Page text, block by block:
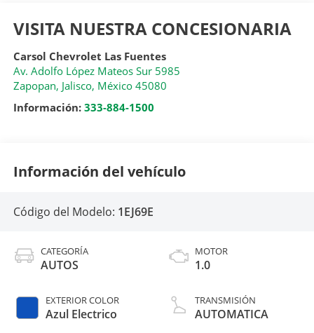
VISITA NUESTRA CONCESIONARIA
Carsol Chevrolet Las Fuentes
Av. Adolfo López Mateos Sur 5985
Zapopan, Jalisco, México 45080
Información: 333-884-1500
Información del vehículo
Código del Modelo: 1EJ69E
CATEGORÍA
AUTOS
EXTERIOR COLOR
Azul Electrico
MOTOR
1.0
TRANSMISIÓN
AUTOMATICA